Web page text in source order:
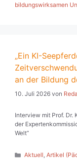
bildungswirksamen
„Ein KI-
an der Bildung
10. Juli 2026 von
Interview mit Prof. Dr.
der
Welt“
Kategorien
Aktuell,Artikel